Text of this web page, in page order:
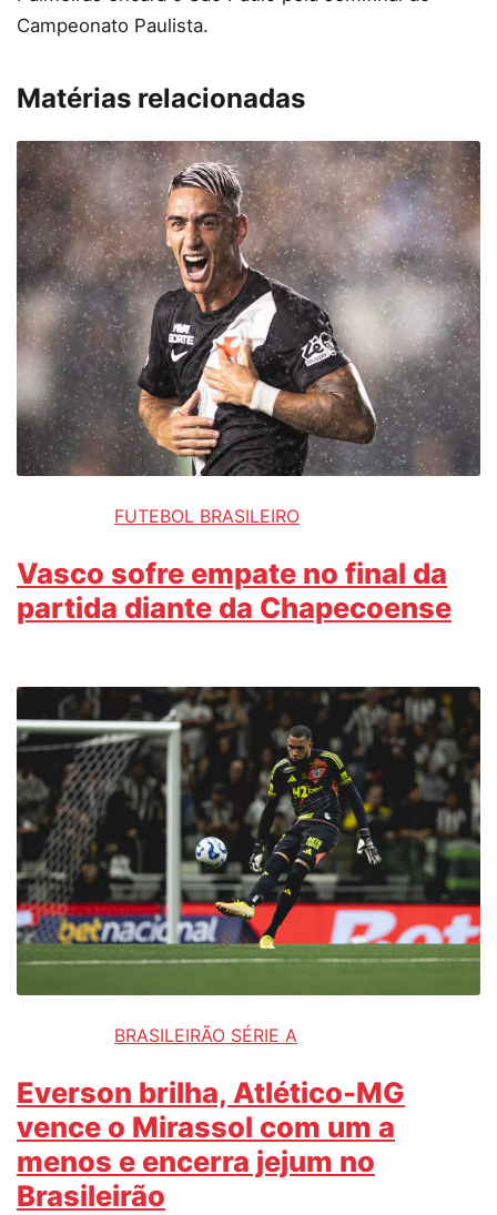
Campeonato Paulista.
Matérias relacionadas
FUTEBOL BRASILEIRO
Vasco sofre empate no final da
partida diante da Chapecoense
BRASILEIRÃO SÉRIE A
Everson brilha, Atlético-MG
vence o Mirassol com um a
menos e encerra jejum no
Brasileirão